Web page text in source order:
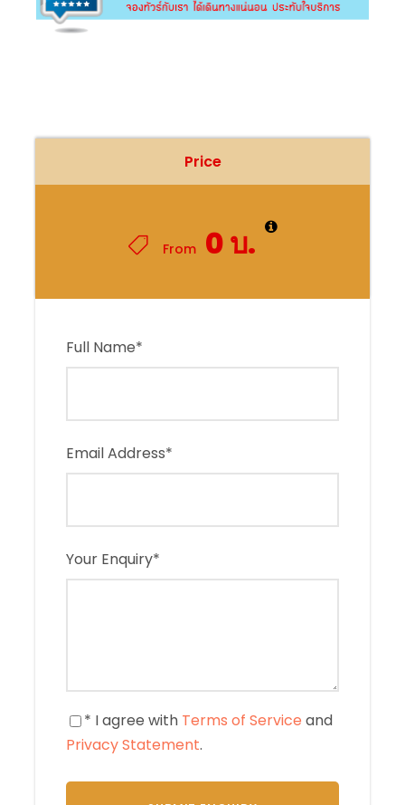
Price
From 0 บ.
Full Name*
Email Address*
Your Enquiry*
* I agree with Terms of Service and
Privacy Statement.